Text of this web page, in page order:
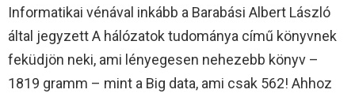
Informatikai vénával inkább a Barabási Albert László
által jegyzett A hálózatok tudománya című könyvnek
feküdjön neki, ami lényegesen nehezebb könyv –
1819 gramm – mint a Big data, ami csak 562! Ahhoz